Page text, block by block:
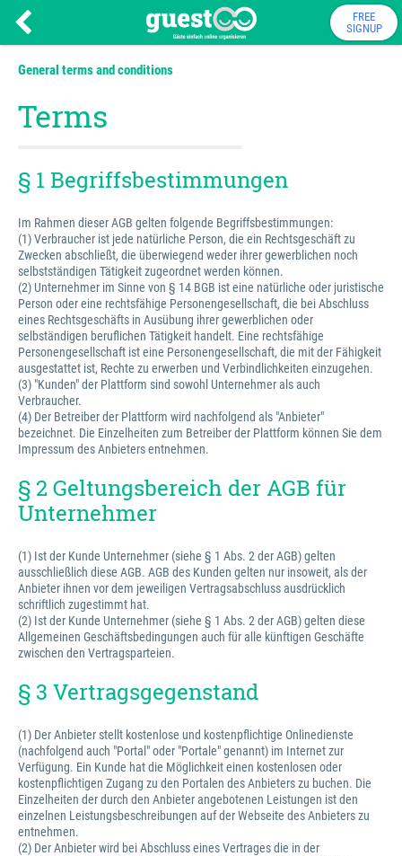
FREE
SIGNUP
General terms and conditions
Terms
§ 1 Begriffsbestimmungen
Im Rahmen dieser AGB gelten folgende Begriffsbestimmungen:
(1) Verbraucher ist jede natürliche Person, die ein Rechtsgeschäft zu
Zwecken abschließt, die überwiegend weder ihrer gewerblichen noch
selbstständigen Tätigkeit zugeordnet werden können.
(2) Unternehmer im Sinne von § 14 BGB ist eine natürliche oder juristische
Person oder eine rechtsfähige Personengesellschaft, die bei Abschluss
eines Rechtsgeschäfts in Ausübung ihrer gewerblichen oder
selbständigen beruflichen Tätigkeit handelt. Eine rechtsfähige
Personengesellschaft ist eine Personengesellschaft, die mit der Fähigkeit
ausgestattet ist, Rechte zu erwerben und Verbindlichkeiten einzugehen.
(3) "Kunden" der Plattform sind sowohl Unternehmer als auch
Verbraucher.
(4) Der Betreiber der Plattform wird nachfolgend als "Anbieter"
bezeichnet. Die Einzelheiten zum Betreiber der Plattform können Sie dem
Impressum des Anbieters entnehmen.
§ 2 Geltungsbereich der AGB für
Unternehmer
(1) Ist der Kunde Unternehmer (siehe § 1 Abs. 2 der AGB) gelten
ausschließlich diese AGB. AGB des Kunden gelten nur insoweit, als der
Anbieter ihnen vor dem jeweiligen Vertragsabschluss ausdrücklich
schriftlich zugestimmt hat.
(2) Ist der Kunde Unternehmer (siehe § 1 Abs. 2 der AGB) gelten diese
Allgemeinen Geschäftsbedingungen auch für alle künftigen Geschäfte
zwischen den Vertragsparteien.
§ 3 Vertragsgegenstand
(1) Der Anbieter stellt kostenlose und kostenpflichtige Onlinedienste
(nachfolgend auch "Portal" oder "Portale" genannt) im Internet zur
Verfügung. Ein Kunde hat die Möglichkeit einen kostenlosen oder
kostenpflichtigen Zugang zu den Portalen des Anbieters zu buchen. Die
Einzelheiten der durch den Anbieter angebotenen Leistungen ist den
einzelnen Leistungsbeschreibungen auf der Webseite des Anbieters zu
entnehmen.
(2) Der Anbieter wird bei Abschluss eines Vertrages die in der